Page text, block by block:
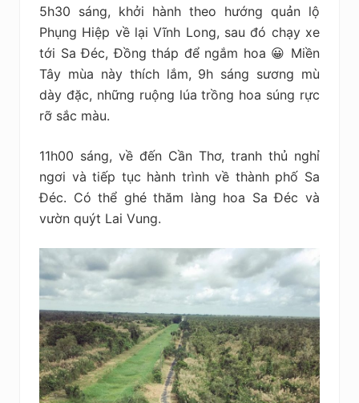
5h30 sáng, khởi hành theo hướng quản lộ
Phụng Hiệp về lại Vĩnh Long, sau đó chạy xe
tới Sa Đéc, Đồng tháp để ngắm hoa 😀 Miền
Tây mùa này thích lắm, 9h sáng sương mù
dày đặc, những ruộng lúa trồng hoa súng rực
rỡ sắc màu.
11h00 sáng, về đến Cần Thơ, tranh thủ nghỉ
ngơi và tiếp tục hành trình về thành phố Sa
Đéc. Có thể ghé thăm làng hoa Sa Đéc và
vườn quýt Lai Vung.